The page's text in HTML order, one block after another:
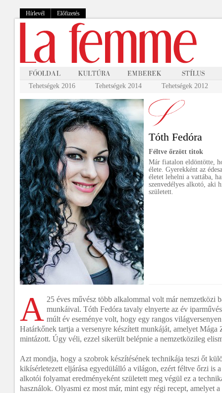
Hírlevél Előfizetés
Tehetségek 2016 Tehetségek 2014 Tehetségek 2012
Tóth Fedóra
Féltve őrzött titok
Már fiatalon eldöntötte,
élete. Gyerekként az
életet lehelni a vattába,
szenvedélyes alkotó, aki
született.
A 25 éves művész több alkalommal volt már nemzetközi
munkáival. Tóth Fedóra tavaly elnyerte az év
múlt év eseménye volt, hogy egy rangos
Határkőnek tartja a versenyre készített munkáját, amelyet Mága
mintázott. Úgy véli, ezzel sikerült belépnie a nemzetközileg
Azt mondja, hogy a szobrok készítésének technikája teszi őt
kikísérletezett eljárása egyedülálló a világon, ezért féltve őrzi is
alkotói folyamat eredményeként született meg végül ez a
használok. Olyasmi ez most már, mint egy régi recept, amelyet